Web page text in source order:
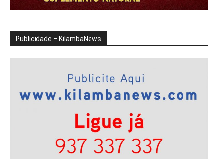
Publicidade – KilambaNews